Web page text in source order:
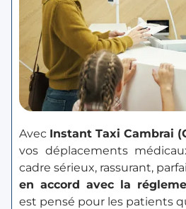
Avec Instant Taxi Cambrai
vos déplacements
cadre sérieux, rassurant,
en accord avec la
est pensé pour les patients